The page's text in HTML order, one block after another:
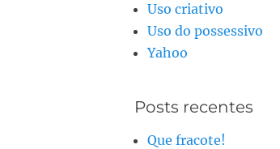
Uso criativo
Uso do possessivo
Yahoo
Posts recentes
Que fracote!